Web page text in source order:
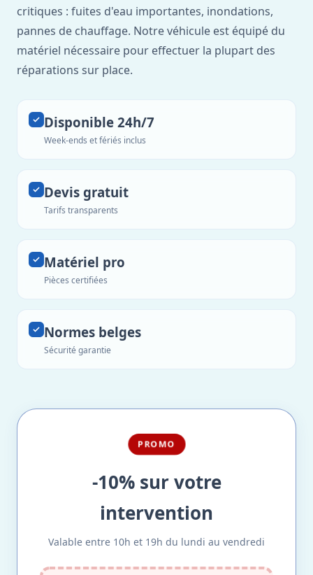
critiques : fuites d'eau importantes, inondations,
pannes de chauffage. Notre véhicule est équipé du
matériel nécessaire pour effectuer la plupart des
réparations sur place.
Disponible 24h/7
Week-ends et fériés inclus
Devis gratuit
Tarifs transparents
Matériel pro
Pièces certifiées
Normes belges
Sécurité garantie
PROMO
-10% sur votre
intervention
Valable entre 10h et 19h du lundi au vendredi